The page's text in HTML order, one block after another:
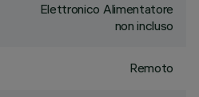
Elettronico Alimentatore
non incluso
Remoto